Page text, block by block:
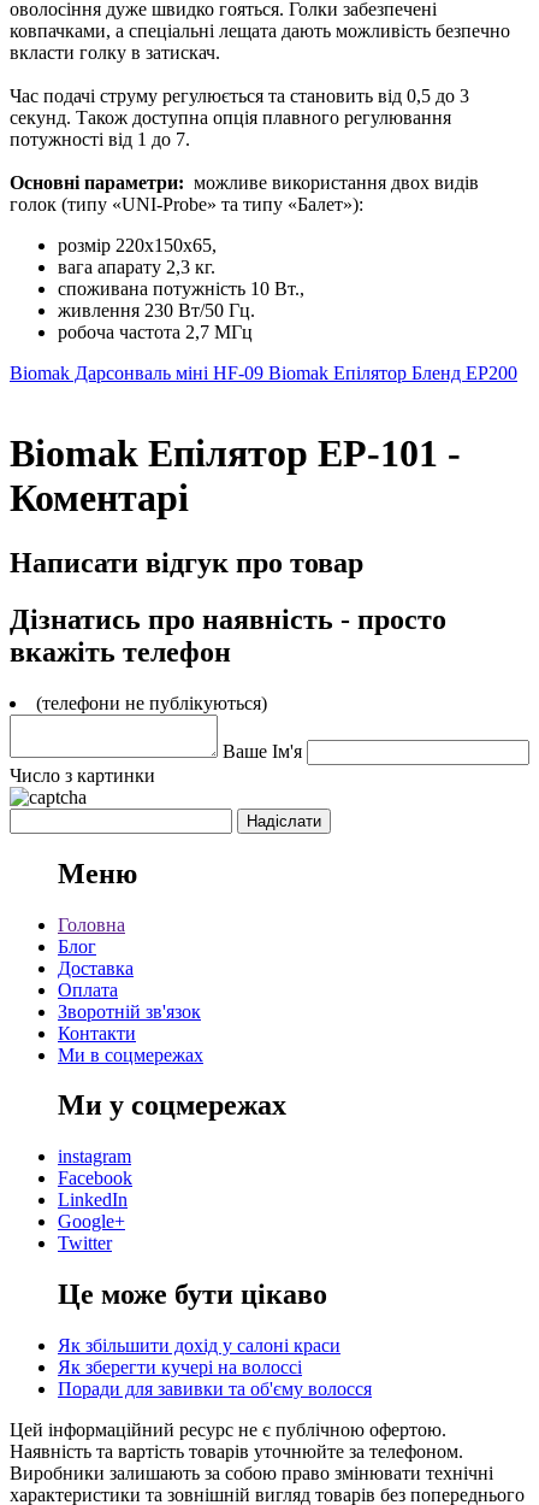
оволосіння дуже швидко гояться. Голки забезпечені
ковпачками, а спеціальні лещата дають можливість безпечно
вкласти голку в затискач.
Час подачі струму регулюється та становить від 0,5 до 3
секунд. Також доступна опція плавного регулювання
потужності від 1 до 7.
Основні параметри: можливе використання двох видів
голок (типу «UNI-Probe» та типу «Балет»):
розмір 220х150х65,
вага апарату 2,3 кг.
споживана потужність 10 Вт.,
живлення 230 Вт/50 Гц.
робоча частота 2,7 МГц
Biomak Дарсонваль міні HF-09 Biomak Епілятор Бленд EP200
Biomak Епілятор EP-101 -
Коментарі
Написати відгук про товар
Дізнатись про наявність - просто
вкажіть телефон
(телефони не публікуються)
Ваше Ім'я
Число з картинки
Меню
Головна
Блог
Доставка
Оплата
Зворотній зв'язок
Контакти
Ми в соцмережах
Ми у соцмережах
instagram
Facebook
LinkedIn
Google+
Twitter
Це може бути цікаво
Як збільшити дохід у салоні краси
Як зберегти кучері на волоссі
Поради для завивки та об'єму волосся
Цей інформаційний ресурс не є публічною офертою.
Наявність та вартість товарів уточнюйте за телефоном.
Виробники залишають за собою право змінювати технічні
характеристики та зовнішній вигляд товарів без попереднього